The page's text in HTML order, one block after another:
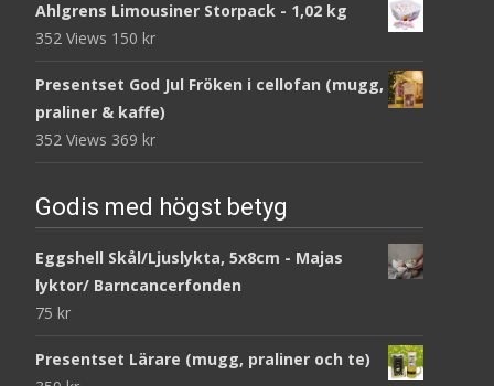
Ahlgrens Limousiner Storpack - 1,02 kg
352 Views 150 kr
Presentset God Jul Fröken i cellofan (mugg,
praliner & kaffe)
352 Views 369 kr
Godis med högst betyg
Eggshell Skål/Ljuslykta, 5x8cm - Majas
lyktor/ Barncancerfonden
75 kr
Presentset Lärare (mugg, praliner och te)